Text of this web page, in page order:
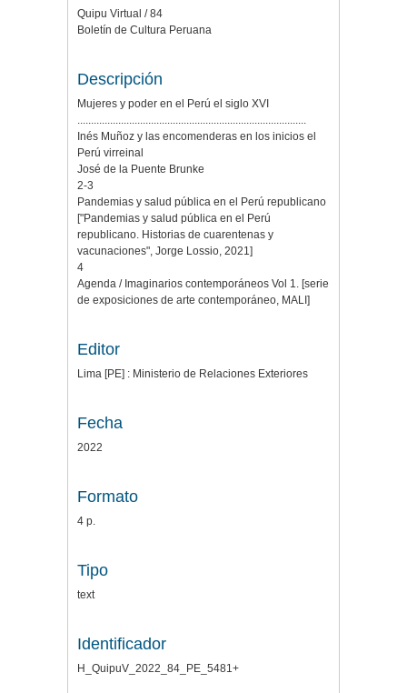
Quipu Virtual / 84
Boletín de Cultura Peruana
Descripción
Mujeres y poder en el Perú el siglo XVI
....................................................................................
Inés Muñoz y las encomenderas en los inicios el
Perú virreinal
José de la Puente Brunke
2-3
Pandemias y salud pública en el Perú republicano
["Pandemias y salud pública en el Perú
republicano. Historias de cuarentenas y
vacunaciones", Jorge Lossio, 2021]
4
Agenda / Imaginarios contemporáneos Vol 1. [serie
de exposiciones de arte contemporáneo, MALI]
Editor
Lima [PE] : Ministerio de Relaciones Exteriores
Fecha
2022
Formato
4 p.
Tipo
text
Identificador
H_QuipuV_2022_84_PE_5481+